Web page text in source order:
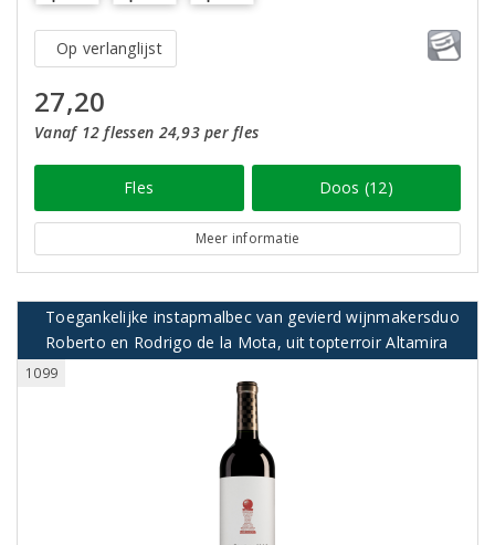
Op verlanglijst
27,20
Vanaf 12 flessen 24,93 per fles
Fles Doos (12)
Meer informatie
Toegankelijke instapmalbec van gevierd wijnmakersduo
Roberto en Rodrigo de la Mota, uit topterroir Altamira
1099